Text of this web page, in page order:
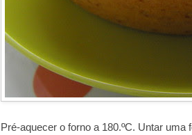
Pré-aquecer o forno a 180.ºC. Untar